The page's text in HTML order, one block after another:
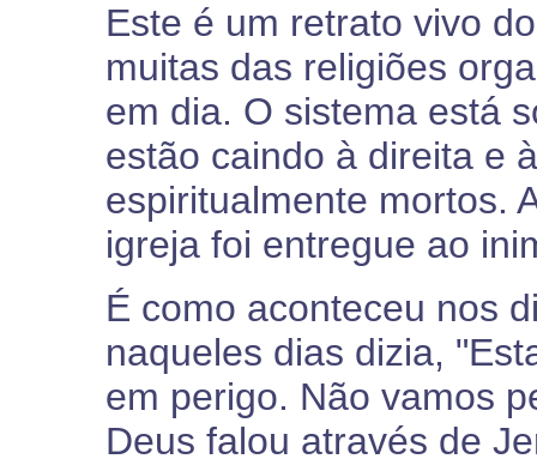
Este é um retrato vivo
muitas das religiões
em dia. O sistema está
estão caindo à direita e
espiritualmente mortos.
igreja foi entregue ao
É como aconteceu nos
naqueles dias dizia,
em perigo. Não vamos
Deus falou através de